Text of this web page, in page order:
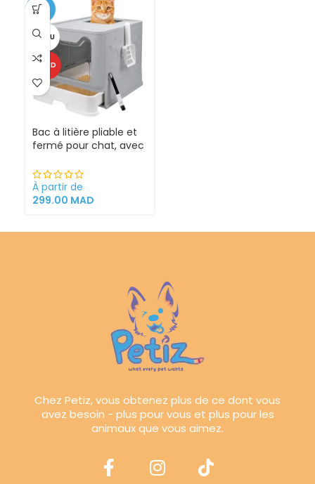
-25%
VENDU
CHAUD
Bac à litière pliable et
fermé pour chat, avec
À partir de
299.00 MAD
Chez Petiz, vous obtenez plus de ce dont vous
avez besoin - plus pour vous et plus pour les
animaux que vous aimez.